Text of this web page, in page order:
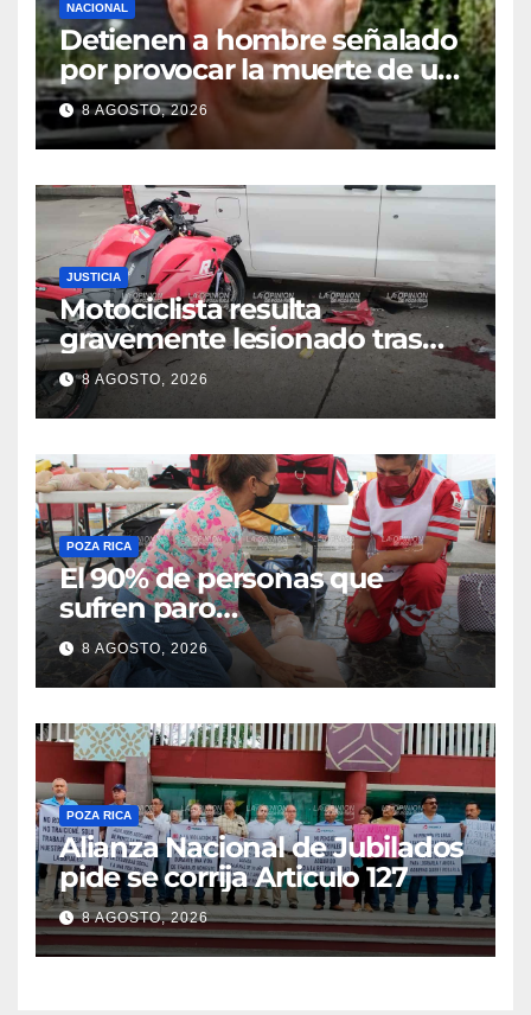
NACIONAL
Detienen a hombre señalado
por provocar la muerte de un
adulto mayor
8 AGOSTO, 2026
JUSTICIA
Motociclista resulta
gravemente lesionado tras
choque en la colonia Ricardo
Flores Magón
8 AGOSTO, 2026
POZA RICA
El 90% de personas que
sufren paro
cardiorrespiratorio mueren
8 AGOSTO, 2026
POZA RICA
Alianza Nacional de Jubilados
pide se corrija Articulo 127
8 AGOSTO, 2026